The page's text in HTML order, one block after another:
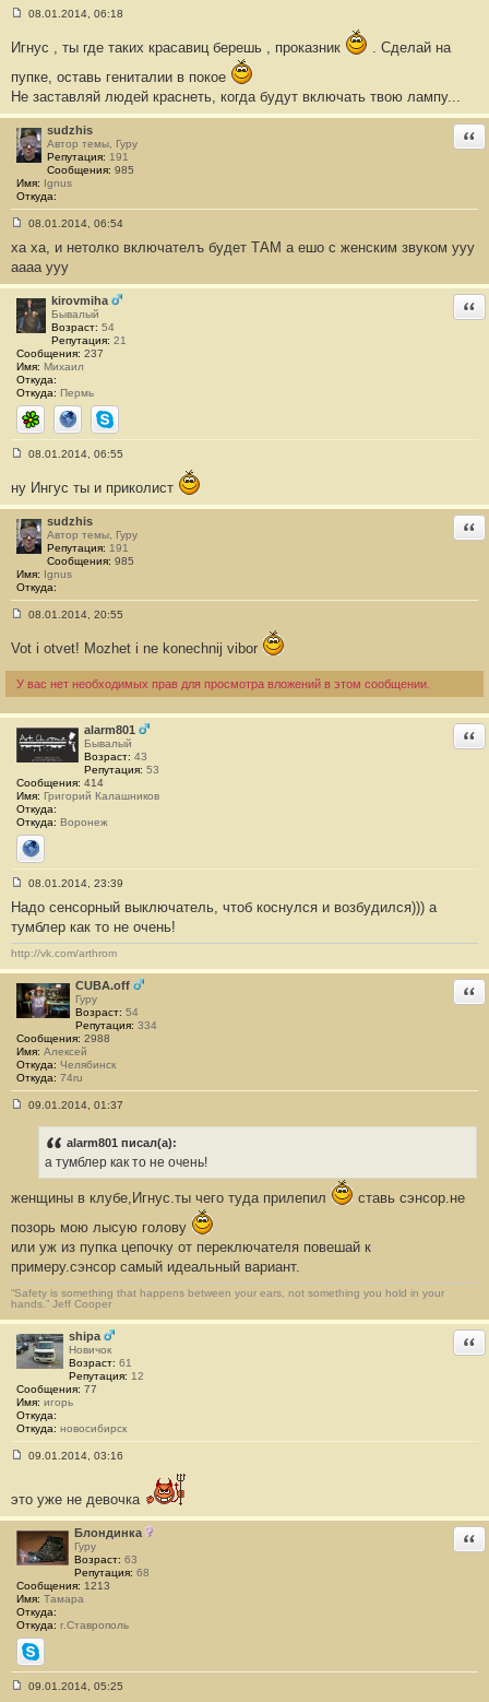
о
щ
н
и
е
#
2
4
08.01.2014, 06:18
Игнус , ты где таких красавиц берешь , проказник
. Сделай на
пупке, оставь гениталии в покое
Не заставляй людей краснеть, когда будут включать твою лампу...
sudzhis
Автор темы, Гуру
Репутация: 191
Сообщения: 985
Имя: Ignus
Откуда:
о
б
щ
е
н
и
#
2
6
5
08.01.2014, 06:54
ха ха, и нетолко включателъ будет ТАМ а ешо с женским звуком ууу
аааа ууу
kirovmiha
Бывалый
Возраст: 54
Репутация: 21
Сообщения: 237
Имя: Михаил
Откуда:
Откуда: Пермь
ICQ СайтSkype
о
б
е
н
и
е
#
2
6
08.01.2014, 06:55
ну Ингус ты и приколист
sudzhis
Автор темы, Гуру
Репутация: 191
Сообщения: 985
Имя: Ignus
Откуда:
о
е
и
е
#
7
08.01.2014, 20:55
Vot i otvet! Mozhet i ne konechnij vibor
У вас нет необходимых прав для просмотра вложений в этом сообщении.
alarm801
Бывалый
Возраст: 43
Репутация: 53
Сообщения: 414
Имя: Григорий Калашников
Откуда:
Откуда: Воронеж
Сайт
о
о
б
щ
е
н
и
е
#
6
8
08.01.2014, 23:39
Надо сенсорный выключатель, чтоб коснулся и возбудился))) а
тумблер как то не очень!
http://vk.com/arthrom
CUBA.off
Гуру
Возраст: 54
Репутация: 334
Сообщения: 2988
Имя: Алексей
Откуда: Челябинск
Откуда: 74ru
н
и
#
2
9
09.01.2014, 01:37
alarm801 писал(а):
а тумблер как то не очень!
женщины в клубе,Игнус.ты чего туда прилепил
ставь сэнсор.не
позорь мою лысую голову
или уж из пупка цепочку от переключателя повешай к
примеру.сэнсор самый идеальный вариант.
“Safety is something that happens between your ears, not something you hold in your
hands.” Jeff Cooper
shipa
Новичок
Возраст: 61
Репутация: 12
Сообщения: 77
Имя: игорь
Откуда:
Откуда: новосибирск
б
щ
е
н
и
#
2
7
0
09.01.2014, 03:16
это уже не девочка
Блондинка
Гуру
Возраст: 63
Репутация: 68
Сообщения: 1213
Имя: Тамара
Откуда:
Откуда: г.Ставрополь
Skype
09.01.2014, 05:25